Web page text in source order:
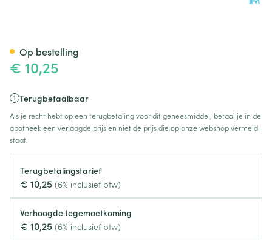
€ 10,25
Terugbetaalbaar
Als je recht hebt op een terugbetaling voor dit geneesmiddel, betaal je in de
apotheek een verlaagde prijs en niet de prijs die op onze webshop vermeld
staat.
Terugbetalingstarief
€ 10,25 (6% inclusief btw)
Verhoogde tegemoetkoming
€ 10,25 (6% inclusief btw)
Op bestelling